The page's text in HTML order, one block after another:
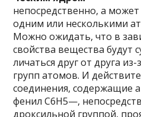
непосредственно, а
одним или несколькими
Можно ожидать, что в
свойства вещества будут
личаться друг от друга
групп атомов. И
соединения, содержащие
фенил С6Н5—,
дроксильной группой,